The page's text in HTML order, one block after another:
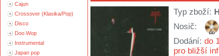
Cajun
Crossover (Klasika/Pop)
Disco
Doo Wop
Instrumental
Japan pop
Typ zboží:
Nosič:
Dodání: do
pro bližší